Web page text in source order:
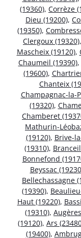
(19360), Corrèze
Dieu (19200),
(19350),
Clergoux (19320),
Mascheix (19120),
Chaumeil (19390),
(19600),
Chanteix
Champagnac-la-
(19320),
Chamberet
Mathurin-
(19120), Brive-
(19310),
Bonnefond
Beyssac
Bellechassagne
(19390),
Haut (19220),
(19310),
(19120), Ars
(19400),